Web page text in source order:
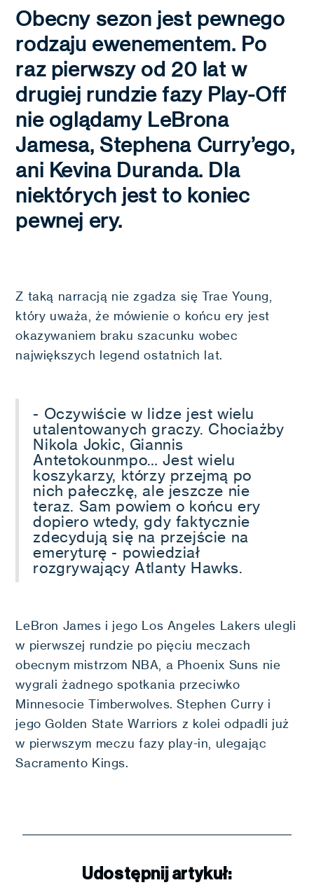
Obecny sezon jest pewnego
rodzaju ewenementem. Po
raz pierwszy od 20 lat w
drugiej rundzie fazy Play-Off
nie oglądamy LeBrona
Jamesa, Stephena Curry’ego,
ani Kevina Duranda. Dla
niektórych jest to koniec
pewnej ery.
Z taką narracją nie zgadza się Trae Young,
który uważa, że mówienie o końcu ery jest
okazywaniem braku szacunku wobec
największych legend ostatnich lat.
- Oczywiście w lidze jest wielu
utalentowanych graczy. Chociażby
Nikola Jokic, Giannis
Antetokounmpo… Jest wielu
koszykarzy, którzy przejmą po
nich pałeczkę, ale jeszcze nie
teraz. Sam powiem o końcu ery
dopiero wtedy, gdy faktycznie
zdecydują się na przejście na
emeryturę - powiedział
rozgrywający Atlanty Hawks.
LeBron James i jego Los Angeles Lakers ulegli
w pierwszej rundzie po pięciu meczach
obecnym mistrzom NBA, a Phoenix Suns nie
wygrali żadnego spotkania przeciwko
Minnesocie Timberwolves. Stephen Curry i
jego Golden State Warriors z kolei odpadli już
w pierwszym meczu fazy play-in, ulegając
Sacramento Kings.
Udostępnij artykuł: